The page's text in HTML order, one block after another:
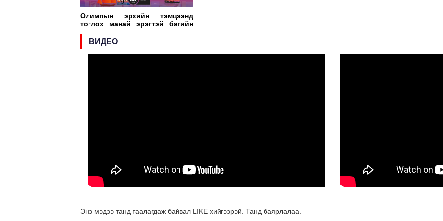
Олимпын эрхийн тэмцээнд
тоглох манай эрэгтэй багийн
ВИДЕО
Энэ мэдээ танд таалагдаж байвал LIKE хийгээрэй. Танд баярлалаа.